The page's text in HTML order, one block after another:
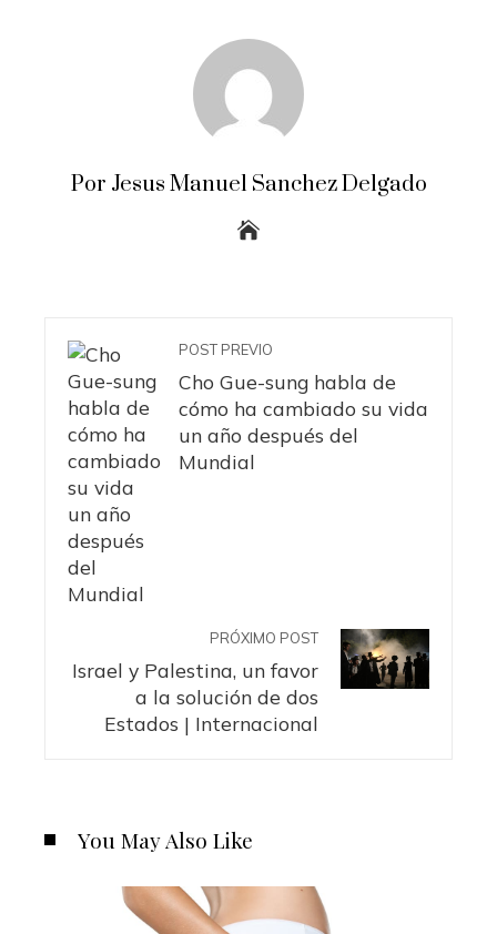
Por Jesus Manuel Sanchez Delgado
POST PREVIO
Cho Gue-sung habla de
cómo ha cambiado su vida
un año después del
Mundial
PRÓXIMO POST
Israel y Palestina, un favor
a la solución de dos
Estados | Internacional
You May Also Like